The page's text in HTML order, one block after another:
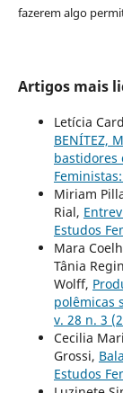
fazerem algo
Artigos mais
Letícia
BENÍTEZ,
bastidores
Miriam
Rial,
Estudos
Mara
Tânia
Wolff,
polêmicas
v. 28 n. 3
Cecilia
Grossi,
Estudos